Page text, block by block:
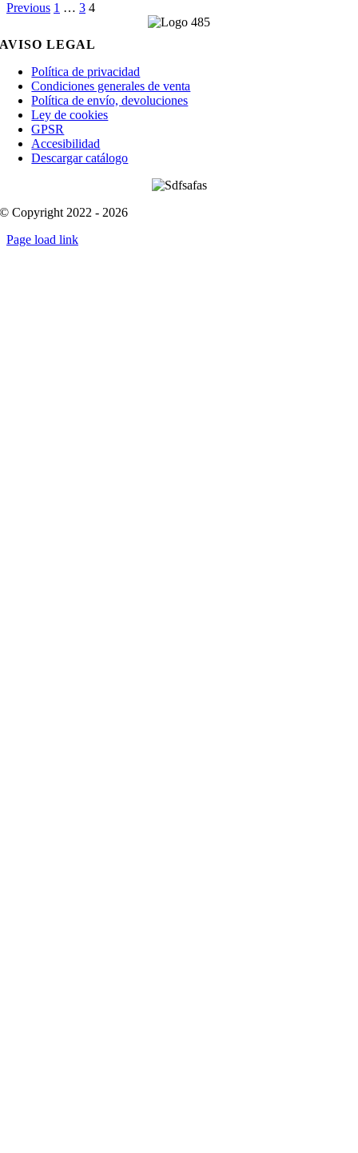
Previous 1 … 3 4
AVISO LEGAL
Política de privacidad
Condiciones generales de venta
Política de envío, devoluciones
Ley de cookies
GPSR
Accesibilidad
Descargar catálogo
© Copyright 2022 - 2026
Page load link